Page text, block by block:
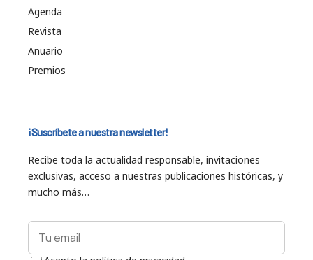
Agenda
Revista
Anuario
Premios
¡Suscríbete a nuestra newsletter!
Recibe toda la actualidad responsable, invitaciones
exclusivas, acceso a nuestras publicaciones históricas, y
mucho más…